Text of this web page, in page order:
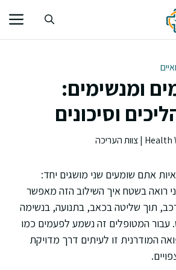
ומנשימים:
וסיכונים
אתם שומעים שני מושגים יחד:
רואה בשטח איך השילוב הזה מאפשר
תוך שליטה בכאב, בתנועה, בנשימה
עבור המטופלים זה נשמע לפעמים כמו
המודרנית זו לעיתים דרך מדויקת